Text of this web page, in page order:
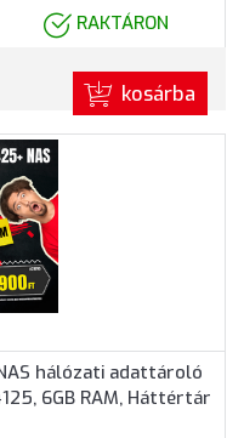
RAKTÁRON
kosárba
hálózati adattároló
6GB RAM, Háttértár